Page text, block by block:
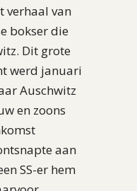
verhaal van
bokser die
Dit grote
werd januari
Auschwitz
en zoons
aan
SS-er hem